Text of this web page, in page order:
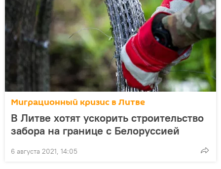
Миграционный кризис в Литве
В Литве хотят ускорить строительство
забора на границе с Белоруссией
6 августа 2021, 14:05